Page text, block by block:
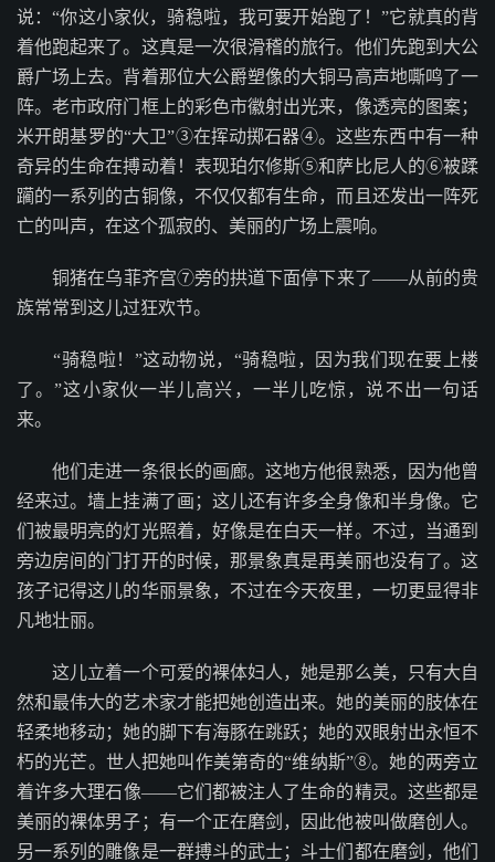
说：“你这小家伙，骑稳啦，我可要开始跑了！”它就真的背
着他跑起来了。这真是一次很滑稽的旅行。他们先跑到大公
爵广场上去。背着那位大公爵塑像的大铜马高声地嘶鸣了一
阵。老市政府门框上的彩色市徽射出光来，像透亮的图案；
米开朗基罗的“大卫”③在挥动掷石器④。这些东西中有一种
奇异的生命在搏动着！表现珀尔修斯⑤和萨比尼人的⑥被蹂
躏的一系列的古铜像，不仅仅都有生命，而且还发出一阵死
亡的叫声，在这个孤寂的、美丽的广场上震响。
铜猪在乌菲齐宫⑦旁的拱道下面停下来了——从前的贵
族常常到这儿过狂欢节。
“骑稳啦！”这动物说，“骑稳啦，因为我们现在要上楼
了。”这小家伙一半儿高兴，一半儿吃惊，说不出一句话
来。
他们走进一条很长的画廊。这地方他很熟悉，因为他曾
经来过。墙上挂满了画；这儿还有许多全身像和半身像。它
们被最明亮的灯光照着，好像是在白天一样。不过，当通到
旁边房间的门打开的时候，那景象真是再美丽也没有了。这
孩子记得这儿的华丽景象，不过在今天夜里，一切更显得非
凡地壮丽。
这儿立着一个可爱的裸体妇人，她是那么美，只有大自
然和最伟大的艺术家才能把她创造出来。她的美丽的肢体在
轻柔地移动；她的脚下有海豚在跳跃；她的双眼射出永恒不
朽的光芒。世人把她叫作美第奇的“维纳斯”⑧。她的两旁立
着许多大理石像——它们都被注人了生命的精灵。这些都是
美丽的裸体男子；有一个正在磨剑，因此他被叫做磨创人。
另一系列的雕像是一群搏斗的武士；斗士们都在磨剑，他们